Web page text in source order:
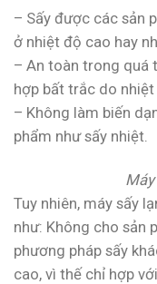
– Sấy được các sản
ở nhiệt độ cao hay
– An toàn trong quá
hợp bất trắc do nhiệt
– Không làm biến
phẩm như sấy nhiệt.
Tuy nhiên, máy sấy
như: Không cho sản
phương pháp sấy
cao, vì thế chỉ hợp